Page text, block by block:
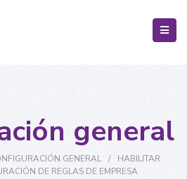
general
GENERAL /
HABILITAR
DE REGLAS DE EMPRESA